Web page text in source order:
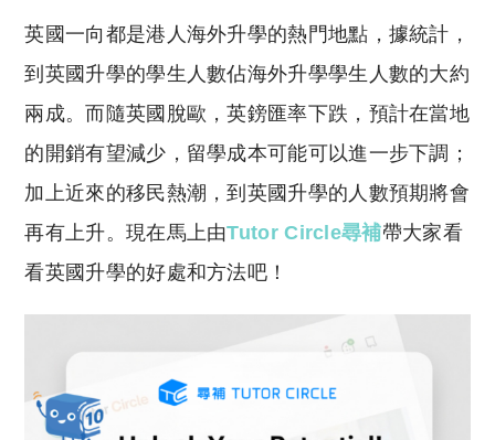
p
y
Li
n
k
at
s
A
p
p
英國一向都是港人海外升學的熱門地點，據統計，
到英國升學的學生人數佔海外升學學生人數的大約
兩成。而隨英國脫歐，英鎊匯率下跌，預計在當地
的開銷有望減少，留學成本可能可以進一步下調；
加上近來的移民熱潮，到英國升學的人數預期將會
再有上升。現在馬上由Tutor Circle尋補帶大家看
看英國升學的好處和方法吧！